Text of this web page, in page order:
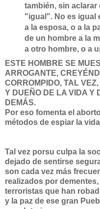
también, sin aclarar
"igual". No es igual
a la esposa, o a la
de un hombre a la
a otro hombre, o a
ESTE HOMBRE SE
ARROGANTE,
CORROMPIDO, TAL
Y DUEÑO DE LA VIDA Y
DEMÁS.
Por eso fomenta el
métodos de espiar la
Tal vez porsu culpa la
dejado de sentirse
son cada vez más
realizados por
terroristas que han
y la paz de ese gran